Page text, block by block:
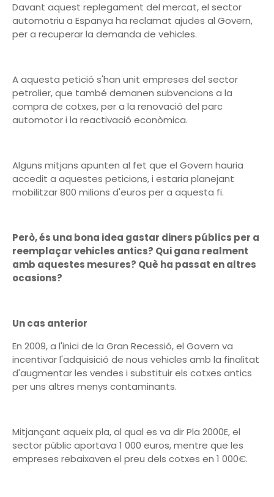
Davant aquest replegament del mercat, el sector
automotriu a Espanya ha reclamat ajudes al Govern,
per a recuperar la demanda de vehicles.
A aquesta petició s'han unit empreses del sector
petrolier, que també demanen subvencions a la
compra de cotxes, per a la renovació del parc
automotor i la reactivació econòmica.
Alguns mitjans apunten al fet que el Govern hauria
accedit a aquestes peticions, i estaria planejant
mobilitzar 800 milions d'euros per a aquesta fi.
Però, és una bona idea gastar diners públics per a
reemplaçar vehicles antics? Qui gana realment
amb aquestes mesures? Què ha passat en altres
ocasions?
Un cas anterior
En 2009, a l'inici de la Gran Recessió, el Govern va
incentivar l'adquisició de nous vehicles amb la finalitat
d'augmentar les vendes i substituir els cotxes antics
per uns altres menys contaminants.
Mitjançant aqueix pla, al qual es va dir Pla 2000E, el
sector públic aportava 1 000 euros, mentre que les
empreses rebaixaven el preu dels cotxes en 1 000€.